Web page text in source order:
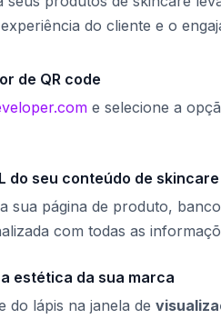
do cliente e o
de QR code
e selecione a
do seu conteúdo de skincare
sua página de produto,
com todas as
estética da sua marca
do lápis na janela de